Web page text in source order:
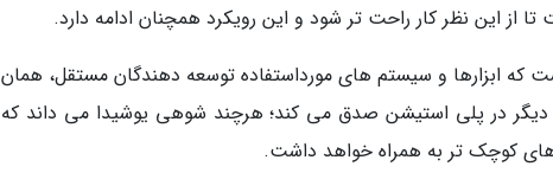
از این نظر کار راحت تر شود و این رویکرد همچنان ادامه دارد.
که ابزارها و سیستم های مورداستفاده توسعه دهندگان مستقل، همان
در پلی استیشن صدق می کند؛ هرچند شوهی یوشیدا می داند که
کوچک تر به همراه خواهد داشت.